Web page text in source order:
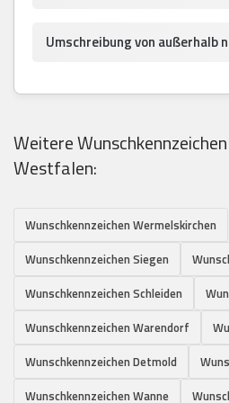
Umschreibung von außerhalb
Weitere
Westfalen:
Wunschkennzeichen Wermelskirchen
Wunschkennzeichen Siegen
Wunschkennzeichen Schleiden
Wunschkennzeichen Warendorf
Wunschkennzeichen Detmold
Wunschkennzeichen Wanne